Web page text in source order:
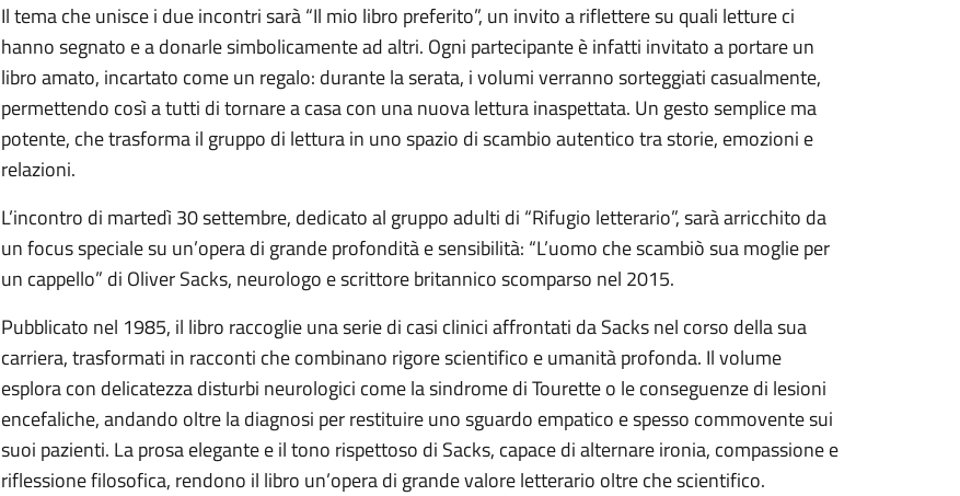
Il tema che unisce i due incontri sarà “Il mio libro preferito”, un invito a riflettere su quali letture ci
hanno segnato e a donarle simbolicamente ad altri. Ogni partecipante è infatti invitato a portare un
libro amato, incartato come un regalo: durante la serata, i volumi verranno sorteggiati casualmente,
permettendo così a tutti di tornare a casa con una nuova lettura inaspettata. Un gesto semplice ma
potente, che trasforma il gruppo di lettura in uno spazio di scambio autentico tra storie, emozioni e
relazioni.
L’incontro di martedì 30 settembre, dedicato al gruppo adulti di “Rifugio letterario”, sarà arricchito da
un focus speciale su un’opera di grande profondità e sensibilità: “L’uomo che scambiò sua moglie per
un cappello” di Oliver Sacks, neurologo e scrittore britannico scomparso nel 2015.
Pubblicato nel 1985, il libro raccoglie una serie di casi clinici affrontati da Sacks nel corso della sua
carriera, trasformati in racconti che combinano rigore scientifico e umanità profonda. Il volume
esplora con delicatezza disturbi neurologici come la sindrome di Tourette o le conseguenze di lesioni
encefaliche, andando oltre la diagnosi per restituire uno sguardo empatico e spesso commovente sui
suoi pazienti. La prosa elegante e il tono rispettoso di Sacks, capace di alternare ironia, compassione e
riflessione filosofica, rendono il libro un’opera di grande valore letterario oltre che scientifico.